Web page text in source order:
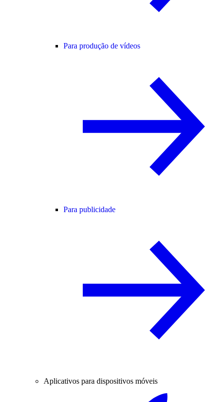
Para produção de vídeos
Para publicidade
Aplicativos para dispositivos móveis